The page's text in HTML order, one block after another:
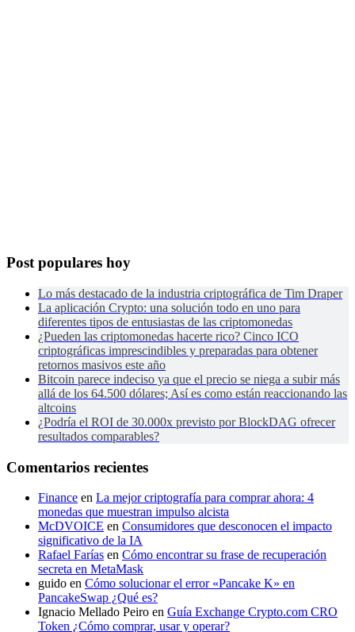
Post populares hoy
Lo más destacado de la industria criptográfica de Tim Draper
La aplicación Crypto: una solución todo en uno para
diferentes tipos de entusiastas de las criptomonedas
¿Pueden las criptomonedas hacerte rico? Cinco ICO
criptográficas imprescindibles y preparadas para obtener
retornos masivos este año
Bitcoin parece indeciso ya que el precio se niega a subir más
allá de los 64.500 dólares; Así es como están reaccionando las
altcoins
¿Podría el ROI de 30.000x previsto por BlockDAG ofrecer
resultados comparables?
Comentarios recientes
Finance en La mejor criptografía para comprar ahora: 4
monedas que muestran impulso alcista
McDVOICE en Consumidores que desconocen el impacto
significativo de la IA
Rafael Farías en Cómo encontrar su frase de recuperación
secreta en MetaMask
guido en Cómo solucionar el error «Pancake K» en
PancakeSwap ¿Qué es?
Ignacio Mellado Peiro en Guía Exchange Crypto.com CRO
Token ¿Cómo comprar, usar y operar?